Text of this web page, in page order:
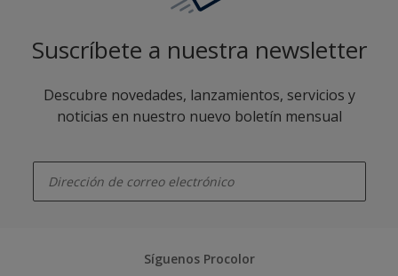
Suscríbete a nuestra newsletter
Descubre novedades, lanzamientos, servicios y
noticias en nuestro nuevo boletín mensual
Síguenos Procolor